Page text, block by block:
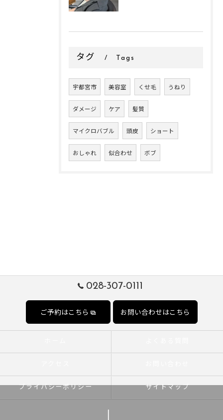
タグ Tags
宇都宮市 美容室 くせ毛 うねり
ダメージ ケア 髪質
マイクロバブル 頭皮 ショート
おしゃれ 似合わせ ボブ
028-307-0111
ご予約はこちら お問い合わせはこちら
プライバシーポリシー サイトマップ